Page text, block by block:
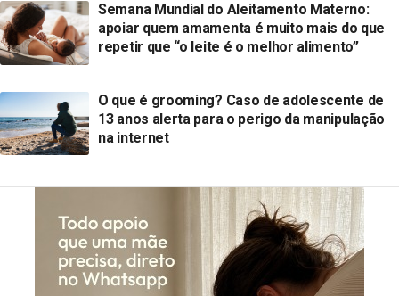
Semana Mundial do Aleitamento Materno:
apoiar quem amamenta é muito mais do que
repetir que “o leite é o melhor alimento”
O que é grooming? Caso de adolescente de
13 anos alerta para o perigo da manipulação
na internet